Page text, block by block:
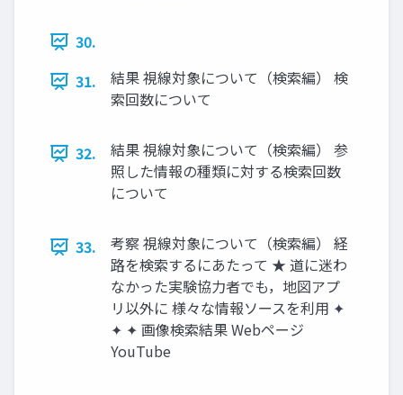
30.
31.
結果 視線対象について（検索編） 検
索回数について
32.
結果 視線対象について（検索編） 参
照した情報の種類に対する検索回数
について
33.
考察 視線対象について（検索編） 経
路を検索するにあたって ★ 道に迷わ
なかった実験協力者でも，地図アプ
リ以外に 様々な情報ソースを利用 ✦
✦ ✦ 画像検索結果 Webページ
YouTube